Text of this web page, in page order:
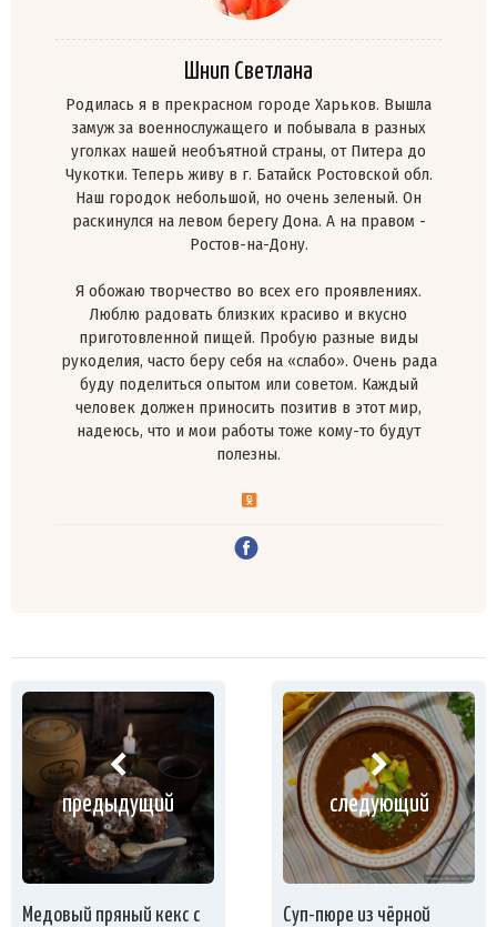
Шнип Светлана
Родилась я в прекрасном городе Харьков. Вышла
замуж за военнослужащего и побывала в разных
уголках нашей необъятной страны, от Питера до
Чукотки. Теперь живу в г. Батайск Ростовской обл.
Наш городок небольшой, но очень зеленый. Он
раскинулся на левом берегу Дона. А на правом -
Ростов-на-Дону.
Я обожаю творчество во всех его проявлениях.
Люблю радовать близких красиво и вкусно
приготовленной пищей. Пробую разные виды
рукоделия, часто беру себя на «слабо». Очень рада
буду поделиться опытом или советом. Каждый
человек должен приносить позитив в этот мир,
надеюсь, что и мои работы тоже кому-то будут
полезны.
предыдущий
Медовый пряный кекс с
следующий
Суп-пюре из чёрной